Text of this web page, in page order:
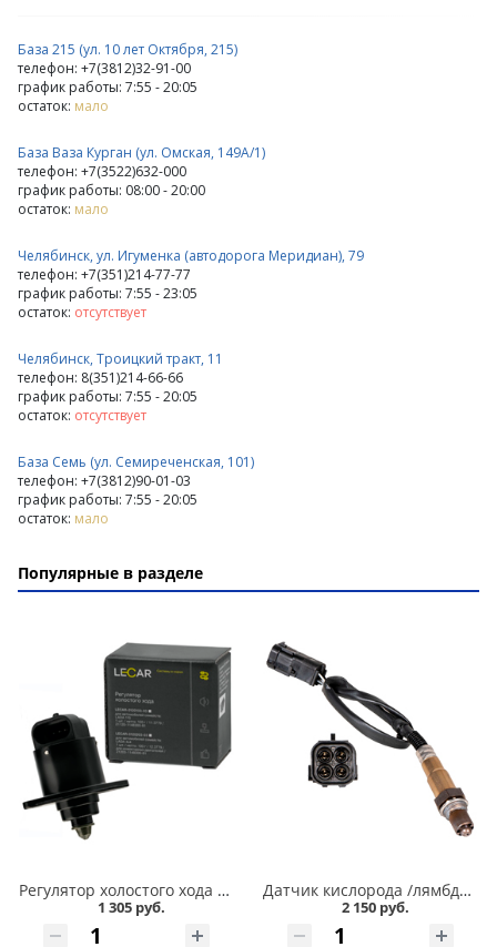
База 215 (ул. 10 лет Октября, 215)
телефон: +7(3812)32-91-00
график работы: 7:55 - 20:05
остаток: мало
База Ваза Курган (ул. Омская, 149А/1)
телефон: +7(3522)632-000
график работы: 08:00 - 20:00
остаток: мало
Челябинск, ул. Игуменка (автодорога Меридиан), 79
телефон: +7(351)214-77-77
график работы: 7:55 - 23:05
остаток: отсутствует
Челябинск, Троицкий тракт, 11
телефон: 8(351)214-66-66
график работы: 7:55 - 20:05
остаток: отсутствует
База Семь (ул. Семиреченская, 101)
телефон: +7(3812)90-01-03
график работы: 7:55 - 20:05
остаток: мало
Популярные в разделе
Регулятор холостого хода 2110 Lecar в Кургане
1 305 руб.
Датчик кислорода /лямбда-зонд/ 2110,11183 1,6 EURO III /537/ СтартВольт в Кургане
2 150 руб.